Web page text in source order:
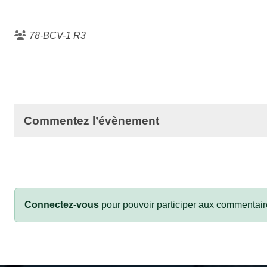
78-BCV-1 R3
Commentez l’évènement
Connectez-vous pour pouvoir participer aux